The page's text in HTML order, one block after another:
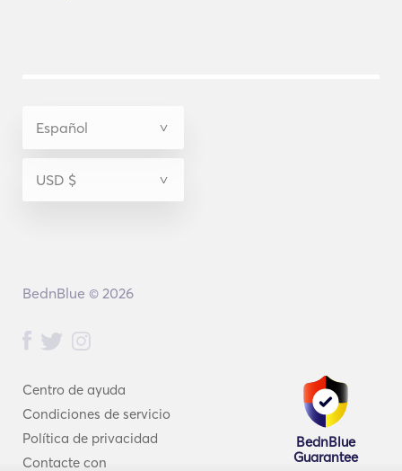
Centro de ayuda
Condiciones de servicio
Política de privacidad
Contacte con
BednBlue
Guarantee
BednBlue © 2026